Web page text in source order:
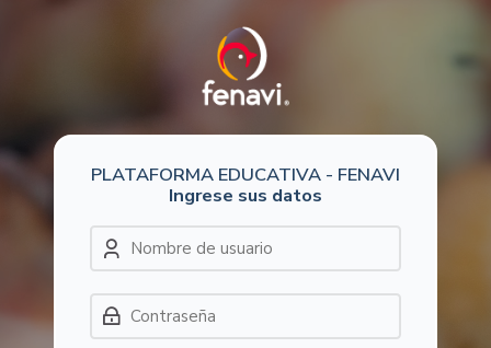
Saltar a creación de una nueva
Nombre de usuario
Contraseña